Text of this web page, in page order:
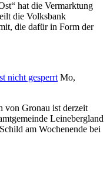
hat die Vermarktung
die Volksbank
die dafür in Form der
nicht gesperrt Mo,
von Gronau ist derzeit
Leinebergland
am Wochenende bei